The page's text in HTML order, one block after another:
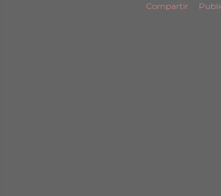
Compartir